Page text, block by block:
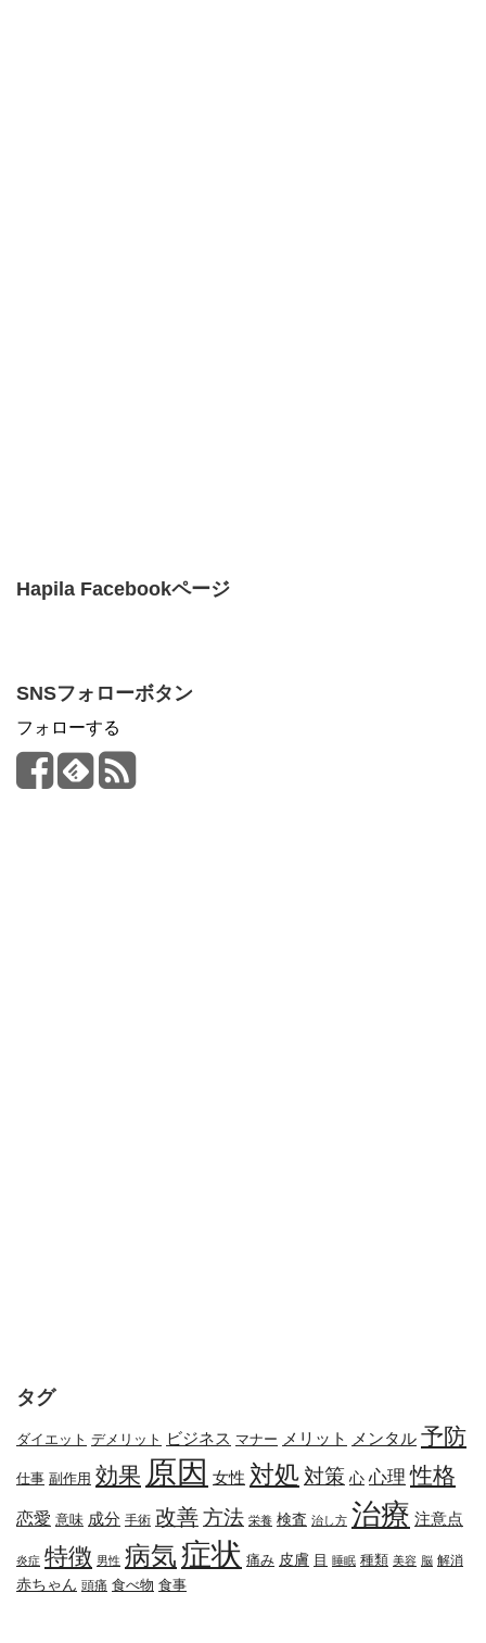
Hapila Facebookページ
SNSフォローボタン
フォローする
タグ
ダイエット デメリット ビジネス マナー メリット メンタル 予防
仕事 副作用 効果 原因 女性 対処 対策 心 心理 性格
恋愛 意味 成分 手術 改善方法 栄養 検査 治し方 治療 注意点
炎症 特徴 男性 病気症状 痛み 皮膚 目 睡眠 種類 美容 脳 解消
赤ちゃん 頭痛 食べ物 食事